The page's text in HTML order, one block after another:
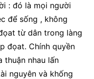
: đó là mọi người
để sống , không
từ dân trong làng
đọat. Chính quyền
thuận nhau lấn
nguyên và khống